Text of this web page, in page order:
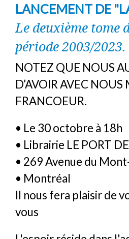
LANCEMENT DE
Le deuxième tome
période 2003/2023.
NOTEZ QUE NOUS
D’AVOIR AVEC
FRANCOEUR.
• Le 30 octobre à 18h
• Librairie LE PORT
• 269 Avenue du
• Montréal
Il nous fera plaisir de
vous